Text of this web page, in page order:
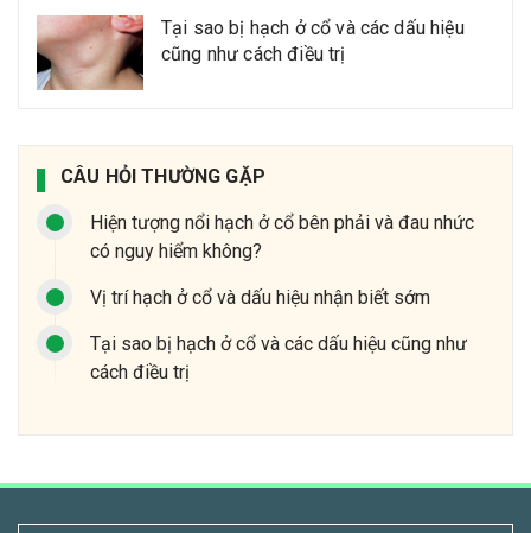
Tại sao bị hạch ở cổ và các dấu hiệu
cũng như cách điều trị
CÂU HỎI THƯỜNG GẶP
Hiện tượng nổi hạch ở cổ bên phải và đau nhức
có nguy hiểm không?
Vị trí hạch ở cổ và dấu hiệu nhận biết sớm
Tại sao bị hạch ở cổ và các dấu hiệu cũng như
cách điều trị